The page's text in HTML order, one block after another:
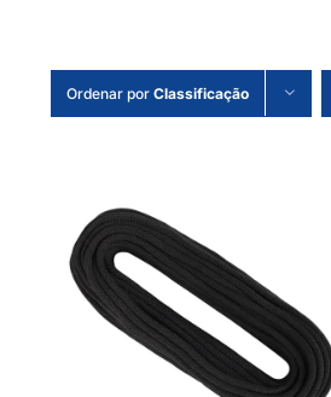
Ordenar por Classificação